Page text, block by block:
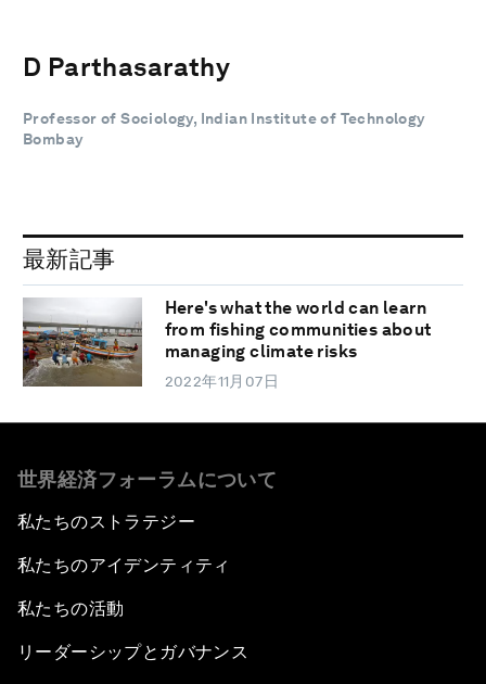
D Parthasarathy
Professor of Sociology, Indian Institute of Technology
Bombay
最新記事
Here's what the world can learn
from fishing communities about
managing climate risks
2022年11月07日
世界経済フォーラムについて
私たちのストラテジー
私たちのアイデンティティ
私たちの活動
リーダーシップとガバナンス